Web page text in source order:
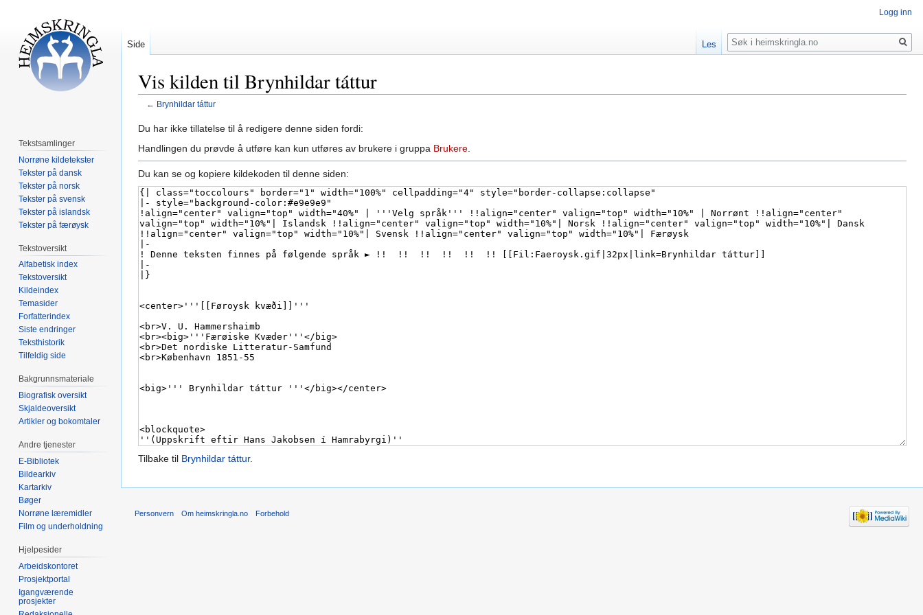
Vis kilden til Brynhildar táttur
← Brynhildar táttur
Hopp
til
Hopp
til
Du har ikke tillatelse til å redigere denne siden fordi:
Handlingen du prøvde å utføre kan kun utføres av brukere i gruppa Brukere
Du kan se og kopiere kildekoden til denne siden:
Tilbake til Brynhildar táttur.
Logg inn
Side Les
Søk
Tekstsamlinger
Norrøne kildetekster
Tekster på dansk
Tekster på norsk
Tekster på svensk
Tekster på islandsk
Tekster på færøysk
Tekstoversikt
Alfabetisk index
Tekstoversikt
Kildeindex
Temasider
Forfatterindex
Siste endringer
Teksthistorik
Tilfeldig side
Bakgrunnsmateriale
Biografisk oversikt
Skjaldeoversikt
Artikler og bokomtaler
Andre tjenester
E-Bibliotek
Bildearkiv
Kartarkiv
Bøger
Norrøne læremidler
Film og underholdning
Hjelpesider
Arbeidskontoret
Prosjektportal
Igangværende
prosjekter
Personvern Om heimskringla.no Forbehold